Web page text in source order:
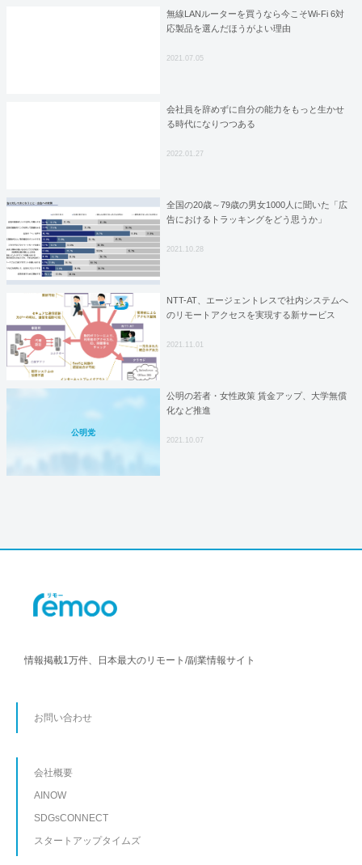
無線LANルーターを買うなら今こそWi-Fi 6対
応製品を選んだほうがよい理由
2021.07.05
会社員を辞めずに自分の能力をもっと生かせ
る時代になりつつある
2022.01.27
全国の20歳～79歳の男女1000人に聞いた「広
告におけるトラッキングをどう思うか」
2021.10.28
NTT-AT、エージェントレスで社内システムへ
のリモートアクセスを実現する新サービス
2021.11.01
公明党
公明の若者・女性政策 賃金アップ、大学無償
化など推進
2021.10.07
情報掲載1万件、日本最大のリモート/副業情報サイト
お問い合わせ
会社概要
AINOW
SDGsCONNECT
スタートアップタイムズ